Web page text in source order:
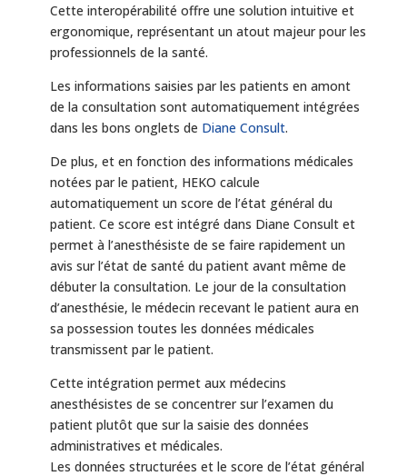
Cette interopérabilité offre une solution intuitive et
ergonomique, représentant un atout majeur pour les
professionnels de la santé.
Les informations saisies par les patients en amont
de la consultation sont automatiquement intégrées
dans les bons onglets de Diane Consult.
De plus, et en fonction des informations médicales
notées par le patient, HEKO calcule
automatiquement un score de l’état général du
patient. Ce score est intégré dans Diane Consult et
permet à l’anesthésiste de se faire rapidement un
avis sur l’état de santé du patient avant même de
débuter la consultation. Le jour de la consultation
d’anesthésie, le médecin recevant le patient aura en
sa possession toutes les données médicales
transmissent par le patient.
Cette intégration permet aux médecins
anesthésistes de se concentrer sur l’examen du
patient plutôt que sur la saisie des données
administratives et médicales.
Les données structurées et le score de l’état général